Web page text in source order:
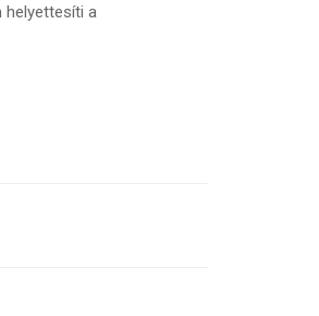
helyettesíti a